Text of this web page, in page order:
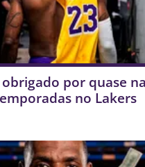
obrigado por quase
no Lakers